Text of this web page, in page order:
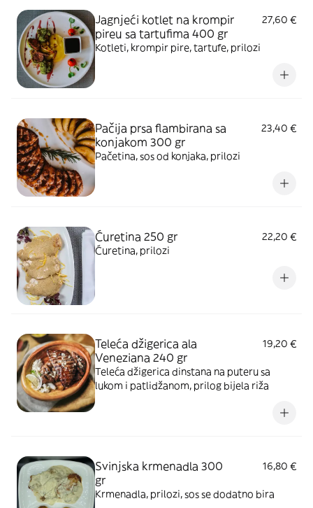
Jagnjeći kotlet na krompir
pireu sa tartufima 400 gr
27,60 €
Kotleti, krompir pire, tartufe, prilozi
Pačija prsa flambirana sa
konjakom 300 gr
23,40 €
Pačetina, sos od konjaka, prilozi
Ćuretina 250 gr
22,20 €
Ćuretina, prilozi
Teleća džigerica ala
Veneziana 240 gr
19,20 €
Teleća džigerica dinstana na puteru sa
lukom i patlidžanom, prilog bijela riža
Svinjska krmenadla 300
gr
16,80 €
Krmenadla, prilozi, sos se dodatno bira